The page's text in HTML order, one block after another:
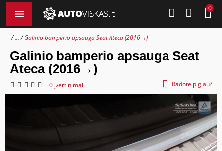
0
... Galinio bamperio apsauga Seat Ateca (2016→)
Galinio bamperio apsauga Seat
Ateca (2016→)
0 įvertinimai Radote pigiau?